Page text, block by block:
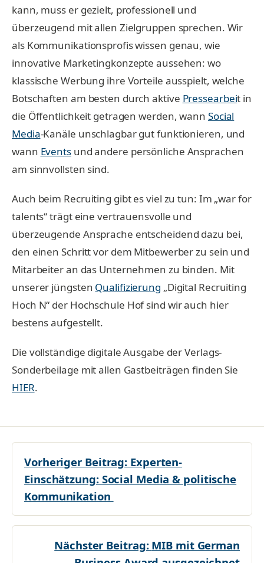
kann, muss er gezielt, professionell und
überzeugend mit allen Zielgruppen sprechen. Wir
als Kommunikationsprofis wissen genau, wie
innovative Marketingkonzepte aussehen: wo
klassische Werbung ihre Vorteile ausspielt, welche
Botschaften am besten durch aktive Pressearbeit in
die Öffentlichkeit getragen werden, wann Social
Media-Kanäle unschlagbar gut funktionieren, und
wann Eventsund andere persönliche Ansprachen
am sinnvollsten sind.
Auch beim Recruiting gibt es viel zu tun: Im „war for
talents“ trägt eine vertrauensvolle und
überzeugende Ansprache entscheidend dazu bei,
den einen Schritt vor dem Mitbewerber zu sein und
Mitarbeiter an das Unternehmen zu binden. Mit
unserer jüngsten Qualifizierung „Digital Recruiting
Hoch N“ der Hochschule Hof sind wir auch hier
bestens aufgestellt.
Die vollständige digitale Ausgabe der Verlags-
Sonderbeilage mit allen Gastbeiträgen finden Sie
HIER.
Vorheriger Beitrag: Experten-
Einschätzung: Social Media & politische
Kommunikation
Nächster Beitrag: MIB mit German